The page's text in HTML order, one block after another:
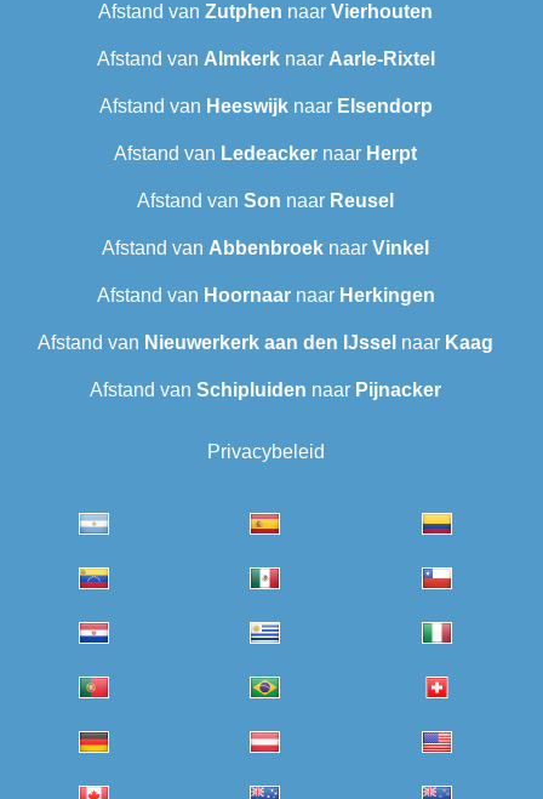
Afstand van Zutphen naar Vierhouten
Afstand van Almkerknaar Aarle-Rixtel
Afstand van Heeswijknaar Elsendorp
Afstand van Ledeacker naar Herpt
Afstand van Son naar Reusel
Afstand van Abbenbroek naar Vinkel
Afstand van Hoornaarnaar Herkingen
Afstand van Nieuwerkerk aan den IJssel naar Kaag
Afstand van Schipluiden naar Pijnacker
Privacybeleid